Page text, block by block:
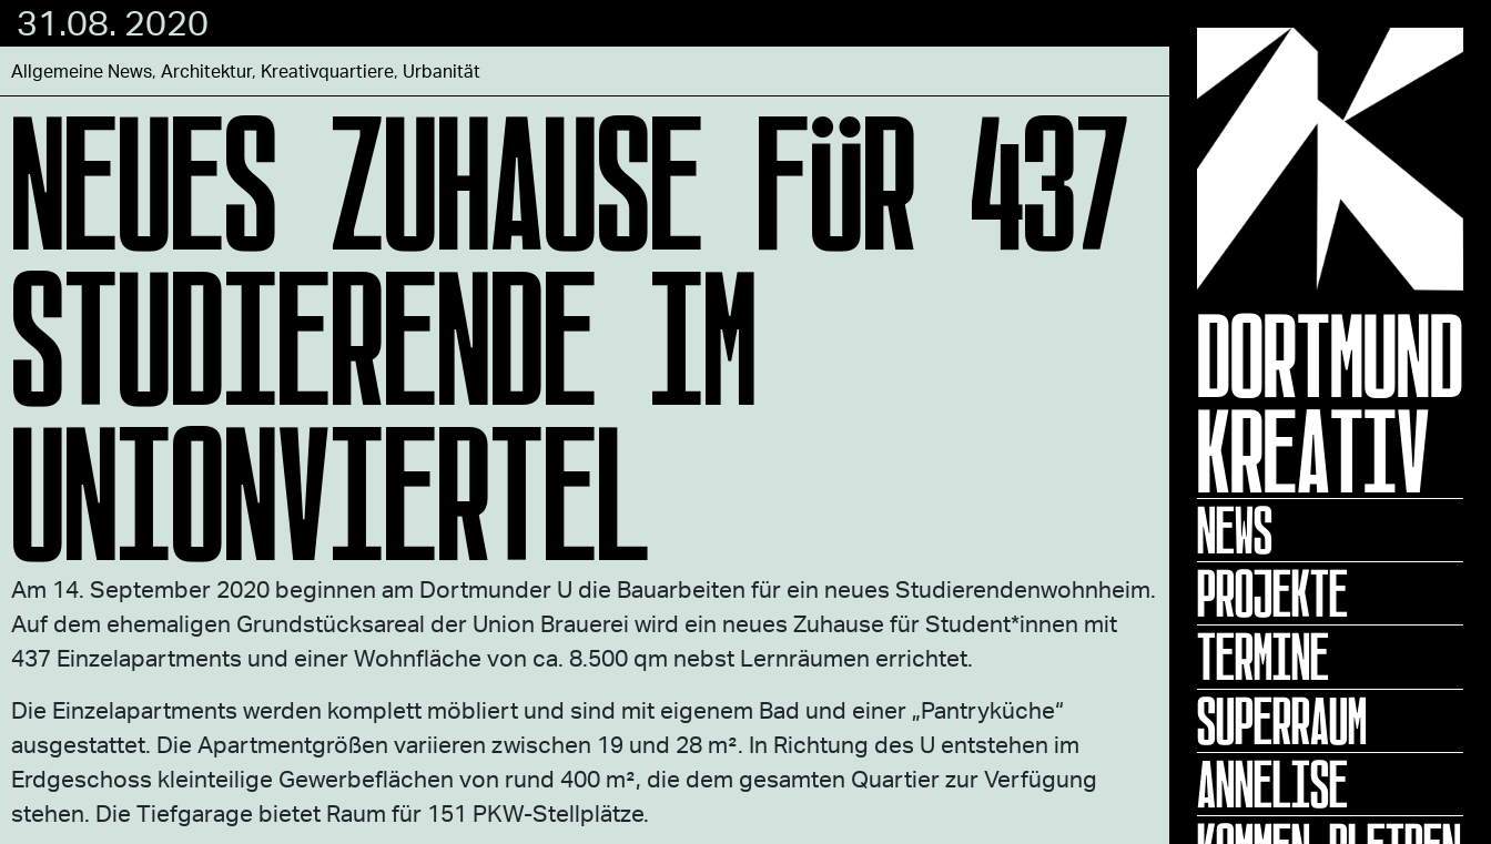
DORTMUND
KREATIV
NEWS
PROJEKTE
TERMINE
SUPERRAUM
ANNELISE
31.08. 2020
Allgemeine News, Architektur, Kreativquartiere, Urbanität
NEUES ZUHAUSE FÜR 437
STUDIERENDE IM
UNIONVIERTEL
Am 14. September 2020 beginnen am Dortmunder U die Bauarbeiten für ein neues Studierendenwohnheim.
Auf dem ehemaligen Grundstücksareal der Union Brauerei wird ein neues Zuhause für Student*innen mit
437 Einzelapartments und einer Wohnfläche von ca. 8.500 qm nebst Lernräumen errichtet.
Die Einzelapartments werden komplett möbliert und sind mit eigenem Bad und einer „Pantryküche“
ausgestattet. Die Apartmentgrößen variieren zwischen 19 und 28 m². In Richtung des U entstehen im
Erdgeschoss kleinteilige Gewerbeflächen von rund 400 m², die dem gesamten Quartier zur Verfügung
stehen. Die Tiefgarage bietet Raum für 151 PKW-Stellplätze.